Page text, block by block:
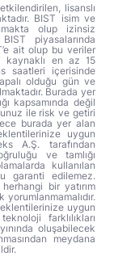
lisanslı
BIST isim ve
olup izinsiz
piyasalarında
ait olup bu veriler
kaynaklı en az 15
saatleri içerisinde
olduğu gün ve
Burada yer
kapsamında değil
ile risk ve getiri
burada yer alan
uygun
A.Ş. tarafından
ve tamlığı
kullanılan
garanti edilemez.
bir yatırım
uygun
farklılıkları
oluşabilecek
meydana